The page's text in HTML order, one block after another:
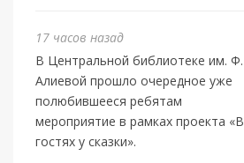
17 часов назад
В Центральной библиотеке им. Ф.
Алиевой прошло очередное уже
полюбившееся ребятам
мероприятие в рамках проекта «В
гостях у сказки».